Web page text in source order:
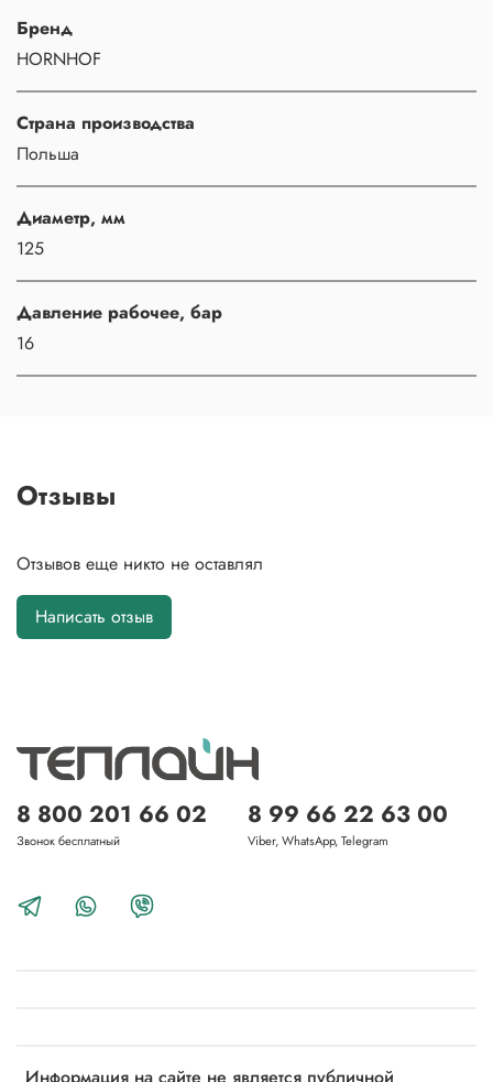
Бренд
HORNHOF
Страна производства
Польша
Диаметр, мм
125
Давление рабочее, бар
16
Отзывы
Отзывов еще никто не оставлял
Написать отзыв
8 800 201 66 02
Звонок бесплатный
8 99 66 22 63 00
Viber, WhatsApp, Telegram